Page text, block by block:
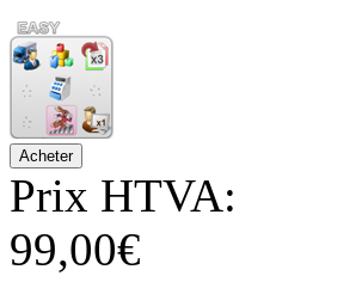
Prix HTVA:
99,00€